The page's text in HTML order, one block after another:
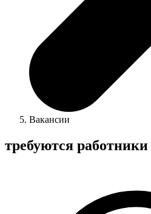
Вакансии
требуются работники